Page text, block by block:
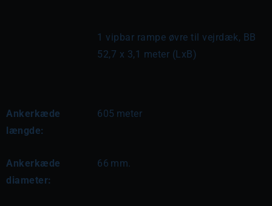
1 vipbar rampe øvre til vejrdæk, BB
52,7 x 3,1 meter (LxB)
Ankerkæde
længde:
605 meter
Ankerkæde
diameter:
66 mm.